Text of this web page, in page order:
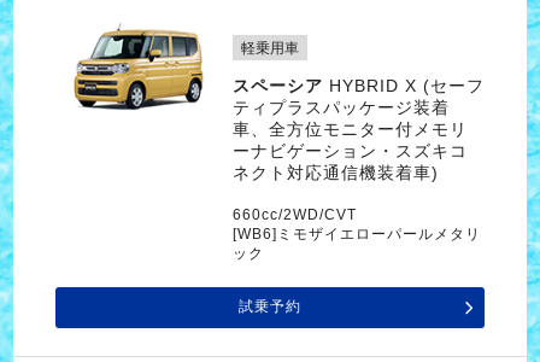
軽乗用車
スペーシア HYBRID X (セーフ
ティプラスパッケージ装着
車、全方位モニター付メモリ
ーナビゲーション・スズキコ
ネクト対応通信機装着車)
660cc/2WD/CVT
[WB6]ミモザイエローパールメタリ
ック
試乗予約